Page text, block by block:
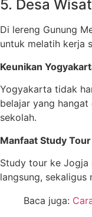
5. Desa
Di lereng Gunung
untuk melatih kerja
Keunikan
Yogyakarta tidak
belajar yang
sekolah.
Manfaat Study
Study tour ke Jogja
langsung,
Baca juga: